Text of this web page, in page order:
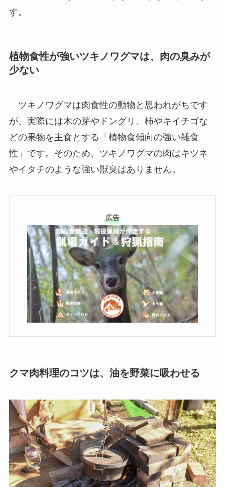
す。
植物食性が強いツキノワグマは、肉の臭みが
少ない
ツキノワグマは肉食性の動物と思われがちです
が、実際には木の芽やドングリ、柿やキイチゴな
どの果物を主食とする「植物食傾向の強い雑食
性」です。そのため、ツキノワグマの肉はキツネ
やイタチのような強い獣臭はありません。
広告
クマ肉料理のコツは、油を野菜に吸わせる